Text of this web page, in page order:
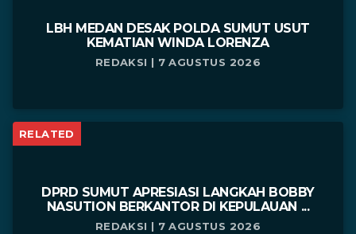
LBH MEDAN DESAK POLDA SUMUT USUT
KEMATIAN WINDA LORENZA
REDAKSI | 7 AGUSTUS 2026
RELATED
DPRD SUMUT APRESIASI LANGKAH BOBBY
NASUTION BERKANTOR DI KEPULAUAN ...
REDAKSI | 7 AGUSTUS 2026